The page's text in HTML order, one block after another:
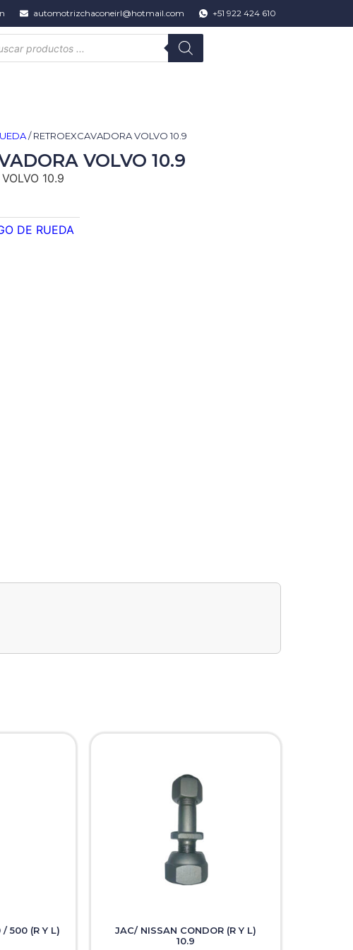
automotrizchaconeirl@hotmail.com +51 922 424 610
/ RETROEXCAVADORA VOLVO 10.9
VOLVO 10.9
10.9
DE RUEDA
500 (R Y L)
JAC/ NISSAN CONDOR (R Y L)
10.9